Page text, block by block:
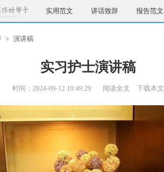
实用范文 讲话致辞 报告范文
> 演讲稿
实习护士演讲稿
时间：2024-09-12 10:49:29 阅读全文 下载本文